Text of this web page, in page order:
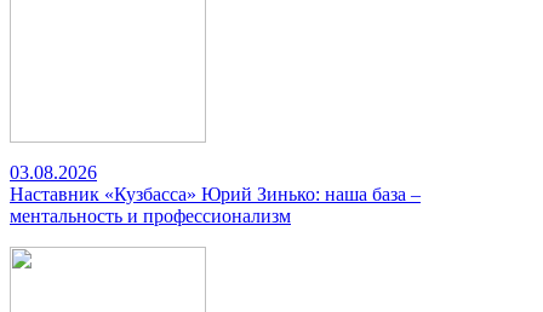
03.08.2026
Наставник «Кузбасса» Юрий Зинько: наша база –
ментальность и профессионализм